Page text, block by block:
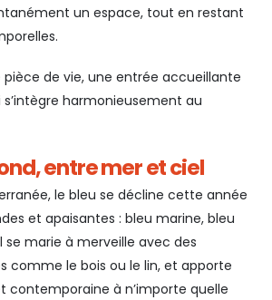
un espace, tout en restant
pièce de vie, une entrée accueillante
harmonieusement au
entre mer et ciel
le bleu se décline cette année
et apaisantes : bleu marine, bleu
se marie à merveille avec des
comme le bois ou le lin, et apporte
contemporaine à n’importe quelle